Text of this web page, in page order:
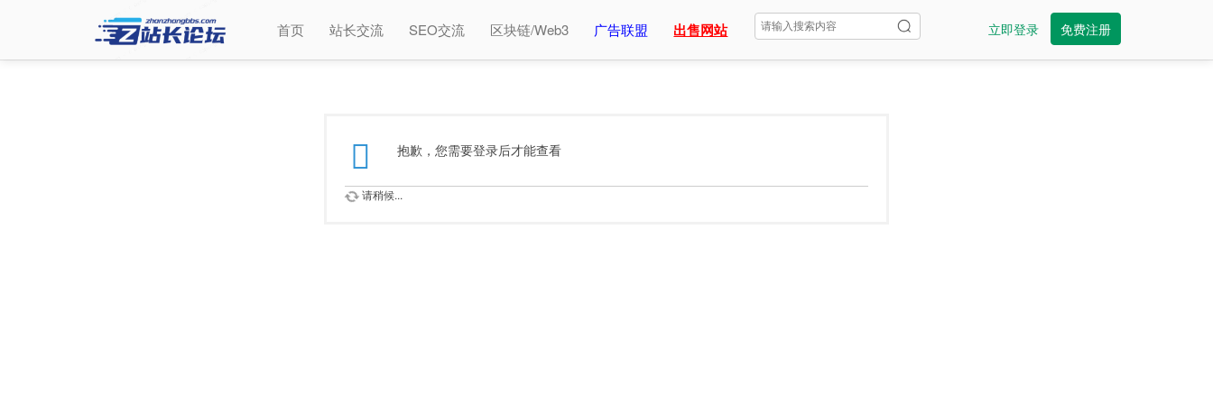
首页 站长交流 SEO交流 区块链/Web3 广告联盟 出售网站 立即登录 免费注册
抱歉，您需要登录后才能查看
请稍候...